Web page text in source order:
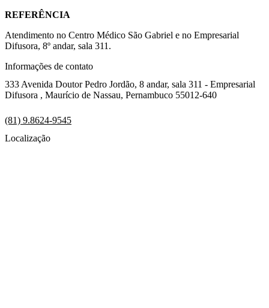
REFERÊNCIA
Atendimento no Centro Médico São Gabriel e no Empresarial
Difusora, 8º andar, sala 311.
Informações de contato
333 Avenida Doutor Pedro Jordão, 8 andar, sala 311 - Empresarial
Difusora , Maurício de Nassau, Pernambuco 55012-640
(81) 9.8624-9545
Localização